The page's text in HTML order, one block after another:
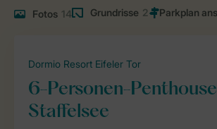
Fotos 14 Grundrisse 2
Dormio Resort Eifeler Tor
6-Personen-Penthouse
Staffelsee